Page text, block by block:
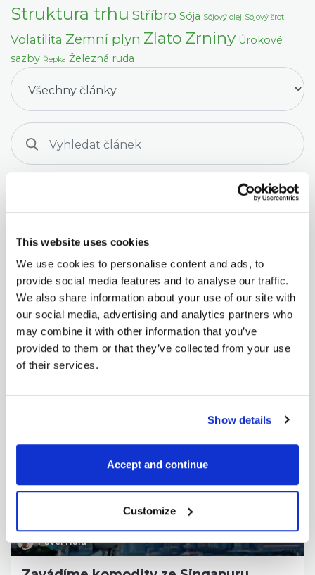
This website uses cookies
We use cookies to personalise content and ads, to
provide social media features and to analyse our traffic.
We also share information about your use of our site with
our social media, advertising and analytics partners who
may combine it with other information that you’ve
provided to them or that they’ve collected from your use
of their services.
Show details
Accept and continue
Customize
Struktura trhu Stříbro Sója Sójový olej Sójový šrot
Volatilita Zemní plyn Zlato Zrniny Úrokové
sazby Řepka Železná ruda
Pavel Hála
Proč obchodovat s kaučukem SGX?
24. 3. 2024
Nedávno jsme představili data SGX v aplikaci
SpreadCharts a stručně popsali historii obchodování s
Pavel Hála